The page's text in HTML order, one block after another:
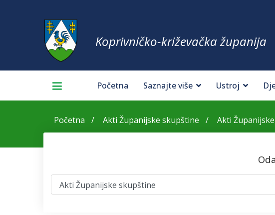
Koprivničko-križevačka županija
Početna Saznajte više Ustroj
Početna Akti Županijske skupštine Akti